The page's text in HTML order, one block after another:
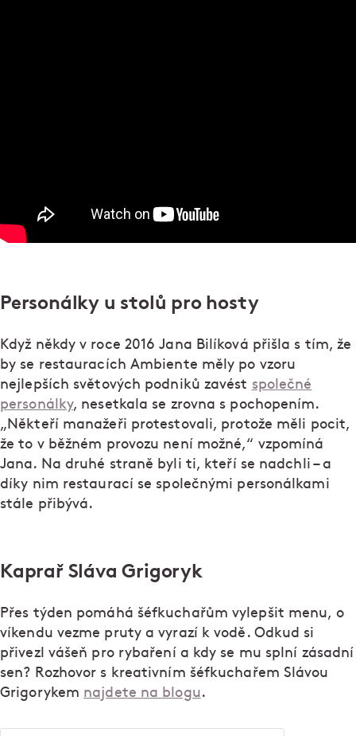
Personálky u stolů pro hosty
Když někdy v roce 2016 Jana Bilíková přišla s tím, že
by se restauracích Ambiente měly po vzoru
nejlepších světových podniků zavést společné
personálky, nesetkala se zrovna s pochopením.
„Někteří manažeři protestovali, protože měli pocit,
že to v běžném provozu není možné,“ vzpomíná
Jana. Na druhé straně byli ti, kteří se nadchli – a
díky nim restaurací se společnými personálkami
stále přibývá.
Kaprař Sláva Grigoryk
Přes týden pomáhá šéfkuchařům vylepšit menu, o
víkendu vezme pruty a vyrazí k vodě. Odkud si
přivezl vášeň pro rybaření a kdy se mu splní zásadní
sen? Rozhovor s kreativním šéfkuchařem Slávou
Grigorykem najdete na blogu.